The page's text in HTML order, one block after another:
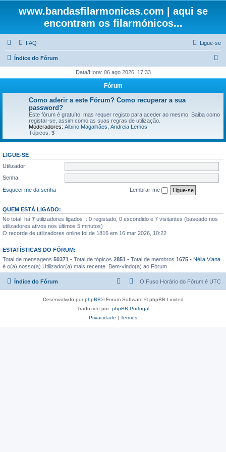
www.bandasfilarmonicas.com | aqui se
encontram os filarmónicos...
FAQ Ligue-se
Índice do Fórum
q
a
Data/Hora: 06 ago 2026, 17:33
Fórum
Como aderir a este Fórum? Como recuperar a sua
password?
Este fórum é gratuíto, mas requer registo para aceder ao mesmo. Saiba como
registar-se, assim como as suas regras de utilização.
Moderadores: Albino Magalhães Andreia Lemos
Tópicos: 3
LIGUE-SE
Utilizador:
Senha:
Esqueci-me da senha
Lembrar-me
QUEM ESTÁ LIGADO:
No total, há 7 utilizadores ligados :: 0 registado, 0 escondido e 7 visitantes (baseado nos
utilizadores ativos nos últimos 5 minutos)
O recorde de utilizadores online foi de 1816 em 16 mar 2026, 10:22
ESTATÍSTICAS DO FÓRUM:
Total de mensagens 50371 • Total de tópicos 2851 • Total de membros 1675 • Nélia Viana
é o(a) nosso(a) Utilizador(a) mais recente. Bem-vindo(a) ao Fórum
Índice do Fórum O Fuso Horário do Fórum é UTC
Desenvolvido porphpBB® Forum Software © phpBB Limited
Traduzido por: phpBB Portugal
Privacidade | Termos